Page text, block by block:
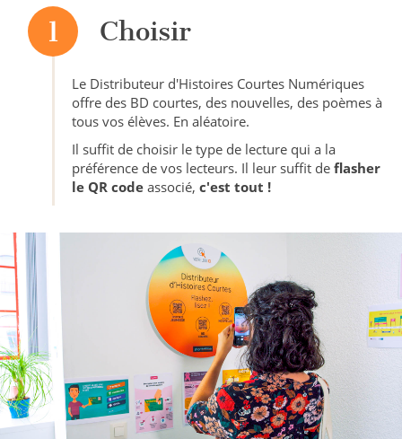
1 Choisir
Le Distributeur d'Histoires Courtes Numériques
offre des BD courtes, des nouvelles, des poèmes à
tous vos élèves. En aléatoire.
Il suffit de choisir le type de lecture qui a la
préférence de vos lecteurs. Il leur suffit de flasher
le QR code associé, c'est tout !